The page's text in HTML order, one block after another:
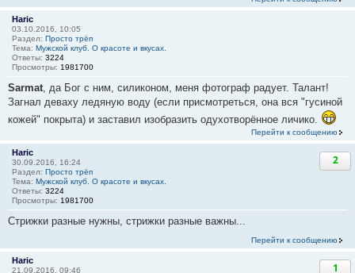
Haric
03.10.2016, 10:05
Раздел: Просто трёп
Тема: Мужской клуб. О красоте и вкусах.
Ответы: 3224
Просмотры: 1981700
Sarmat, да Бог с ним, силиконом, меня фотограф радует. Талант!
Загнал деваху ледяную воду (если присмотреться, она вся "гусиной
кожей" покрыта) и заставил изобразить одухотворённое личико.
Перейти к сообщению
Haric
30.09.2016, 16:24
Раздел: Просто трёп
Тема: Мужской клуб. О красоте и вкусах.
Ответы: 3224
Просмотры: 1981700
2
Стрижки разные нужны, стрижки разные важны...
Перейти к сообщению
Haric
21.09.2016, 09:46 1